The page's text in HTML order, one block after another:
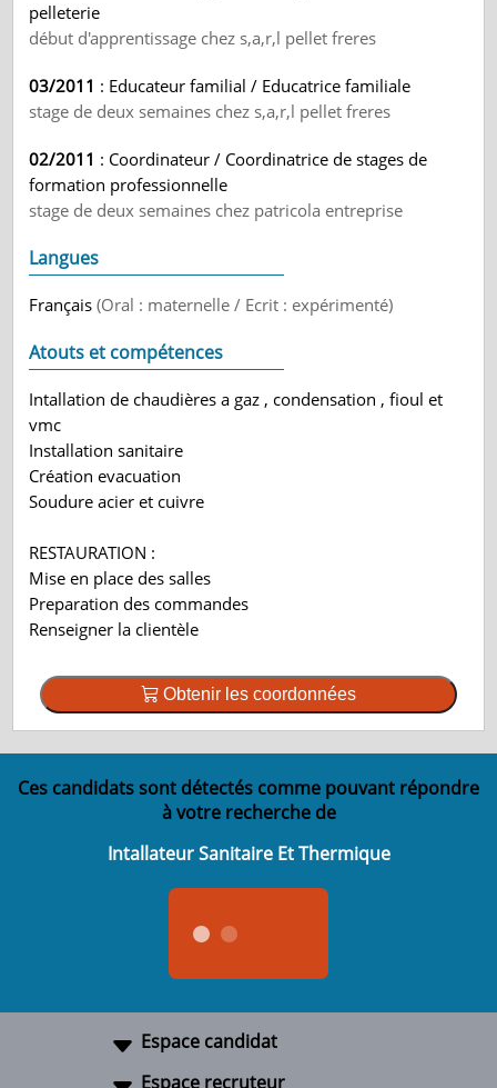
pelleterie
début d'apprentissage chez s,a,r,l pellet freres
03/2011 : Educateur familial / Educatrice familiale
stage de deux semaines chez s,a,r,l pellet freres
02/2011 : Coordinateur / Coordinatrice de stages de
formation professionnelle
stage de deux semaines chez patricola entreprise
Langues
Français(Oral : maternelle / Ecrit : expérimenté)
Atouts et compétences
Intallation de chaudières a gaz , condensation , fioul et
vmc
Installation sanitaire
Création evacuation
Soudure acier et cuivre
RESTAURATION :
Mise en place des salles
Preparation des commandes
Renseigner la clientèle
Obtenir les coordonnées
Ces candidats sont détectés comme pouvant répondre
à votre recherche de
Intallateur Sanitaire Et Thermique
Espace candidat
Espace recruteur